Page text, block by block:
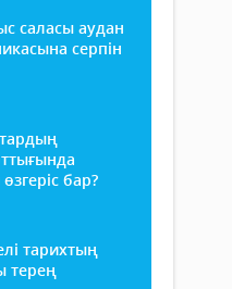
саласы аудан
серпін
бар?
тарихтың
терең